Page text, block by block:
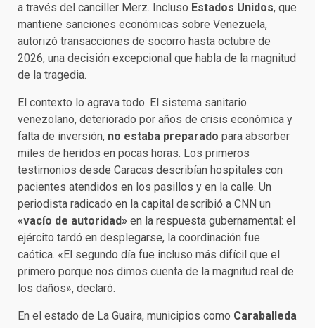
a través del canciller Merz. Incluso Estados Unidos, que
mantiene sanciones económicas sobre Venezuela,
autorizó transacciones de socorro hasta octubre de
2026, una decisión excepcional que habla de la magnitud
de la tragedia.
El contexto lo agrava todo. El sistema sanitario
venezolano, deteriorado por años de crisis económica y
falta de inversión, no estaba preparado para absorber
miles de heridos en pocas horas. Los primeros
testimonios desde Caracas describían hospitales con
pacientes atendidos en los pasillos y en la calle. Un
periodista radicado en la capital describió a CNN un
«vacío de autoridad» en la respuesta gubernamental: el
ejército tardó en desplegarse, la coordinación fue
caótica. «El segundo día fue incluso más difícil que el
primero porque nos dimos cuenta de la magnitud real de
los daños», declaró.
En el estado de La Guaira, municipios como Caraballeda